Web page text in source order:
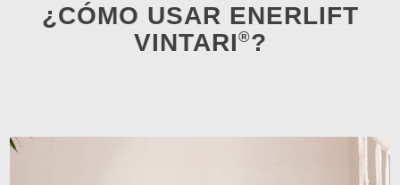
¿CÓMO USAR ENERLIFT
VINTARI®?